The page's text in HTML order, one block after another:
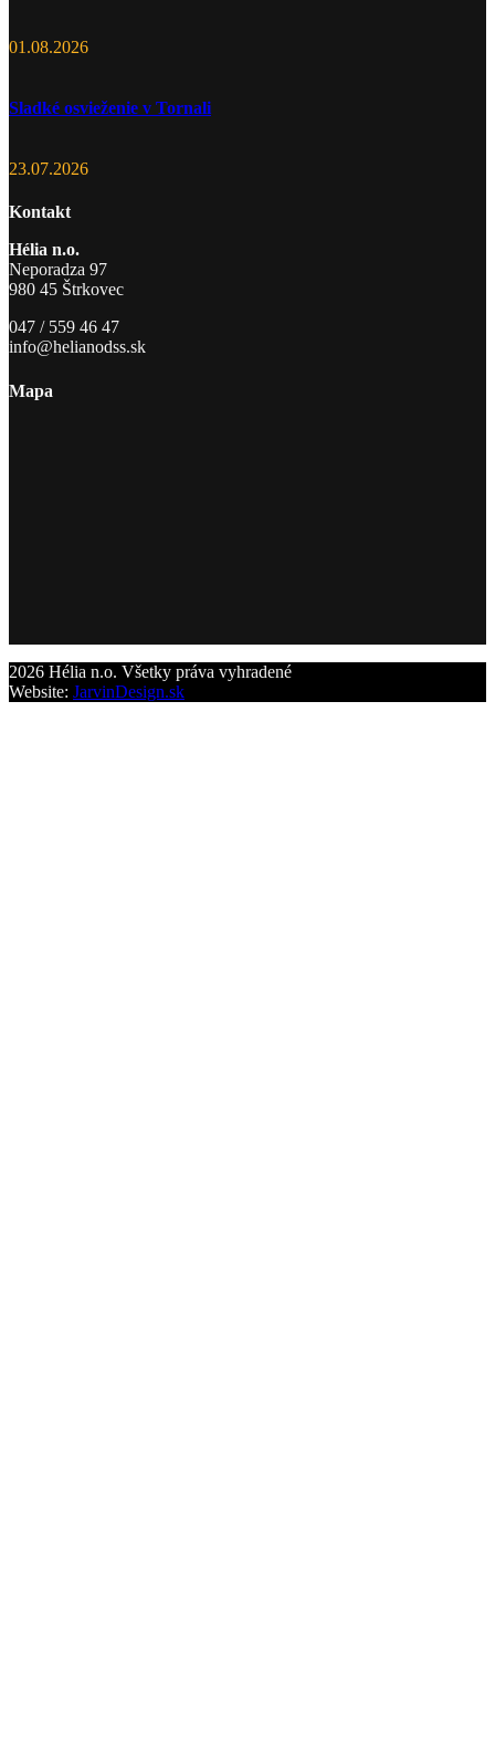
01.08.2026
Sladké osvieženie v Tornali
23.07.2026
Kontakt
Hélia n.o.
Neporadza 97
980 45 Štrkovec
047 / 559 46 47
info@helianodss.sk
Mapa
2026 Hélia n.o. Všetky práva vyhradené
Website: JarvinDesign.sk